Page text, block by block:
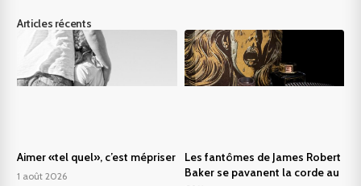
Articles récents
Aimer «tel quel», c’est mépriser
1 août 2026
Les fantômes de James Robert
Baker se pavanent la corde au